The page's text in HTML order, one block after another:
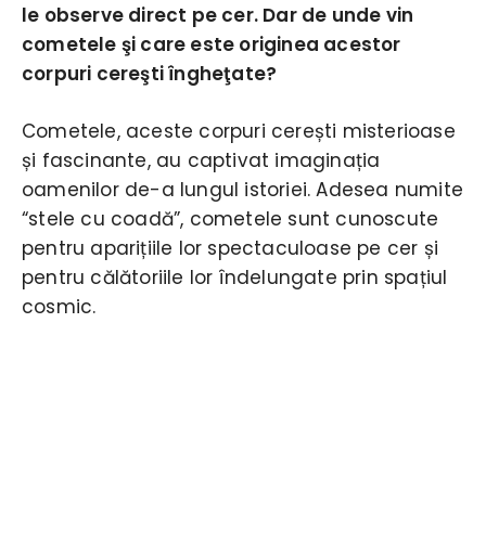
le observe direct pe cer. Dar de unde vin
cometele şi care este originea acestor
corpuri cereşti îngheţate?
Cometele, aceste corpuri cerești misterioase
și fascinante, au captivat imaginația
oamenilor de-a lungul istoriei. Adesea numite
“stele cu coadă”, cometele sunt cunoscute
pentru aparițiile lor spectaculoase pe cer și
pentru călătoriile lor îndelungate prin spațiul
cosmic.